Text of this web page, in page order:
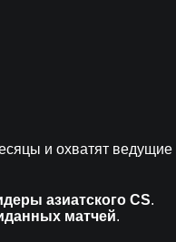
и охватят ведущие
азиатского CS.
матчей.